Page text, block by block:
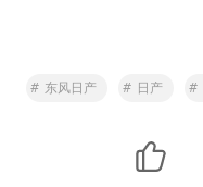
# 东风日产 # 日产 #